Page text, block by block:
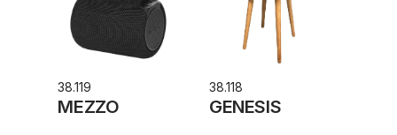
38.119
MEZZO
38.118
GENESIS